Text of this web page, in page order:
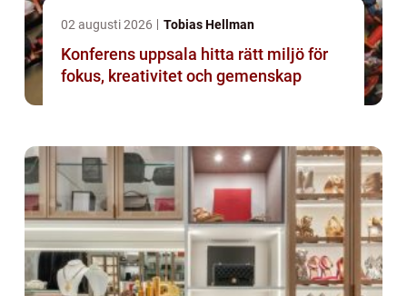
02 augusti 2026 Tobias Hellman
Konferens uppsala hitta rätt miljö för
fokus, kreativitet och gemenskap